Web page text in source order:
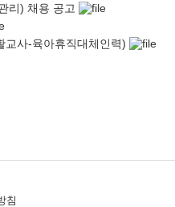
리) 채용 공고
교사-육아휴직대체인력)
침